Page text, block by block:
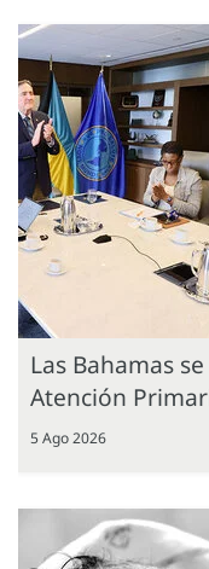
Las Bahamas
Atención
5 Ago 2026